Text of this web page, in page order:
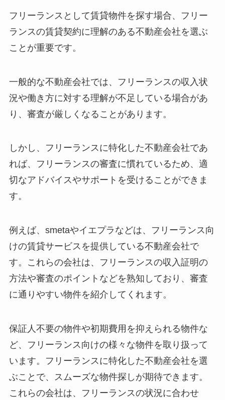
フリーランスとして賃貸物件を探す場合、フリー
ランスの賃貸契約に理解のある不動産会社を選ぶ
ことが重要です。
一般的な不動産会社では、フリーランスの収入状
況や働き方に対する理解が不足している場合があ
り、審査が厳しくなることがあります。
しかし、フリーランスに特化した不動産会社であ
れば、フリーランスの審査に慣れているため、適
切なアドバイスやサポートを受けることができま
す。
例えば、smetaやイエプラなどは、フリーランス向
けの賃貸サービスを提供している不動産会社で
す。これらの会社は、フリーランスの収入証明の
方法や審査のポイントなどを熟知しており、審査
に通りやすい物件を紹介してくれます。
保証人不要の物件や初期費用を抑えられる物件な
ど、フリーランス向けの様々な物件を取り扱って
います。フリーランスに特化した不動産会社を選
ぶことで、スムーズな物件探しが期待できます。
これらの会社は、フリーランスの状況に合わせ